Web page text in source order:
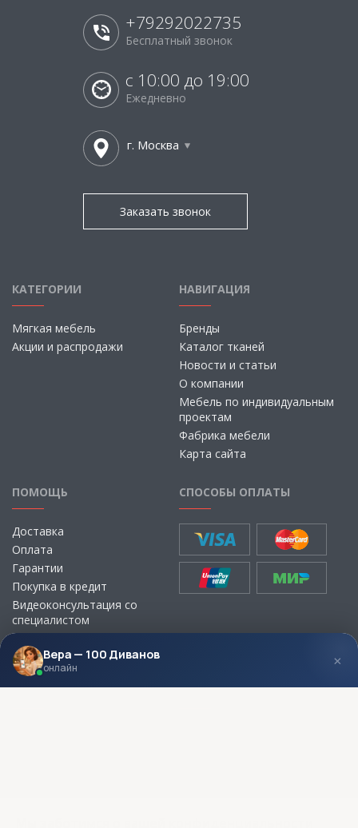
+79292022735
Бесплатный звонок
с 10:00 до 19:00
Ежедневно
г. Москва
Заказать звонок
КАТЕГОРИИ
Мягкая мебель
Акции и распродажи
НАВИГАЦИЯ
Бренды
Каталог тканей
Новости и статьи
О компании
Мебель по индивидуальным
проектам
Фабрика мебели
Карта сайта
ПОМОЩЬ
Доставка
Оплата
Гарантии
Покупка в кредит
Видеоконсультация со
специалистом
Выбор ткани для мебели без
визита в магазин
СПОСОБЫ ОПЛАТЫ
МЫ В СОЦСЕТЯХ КОНТАКТЫ
Вера — 100 Диванов
онлайн ×